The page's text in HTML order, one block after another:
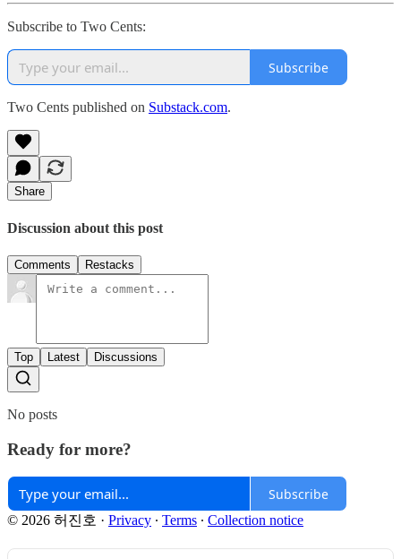
Subscribe to Two Cents:
Subscribe
Two Cents published on Substack.com.
Share
Discussion about this post
Comments Restacks
Top Latest Discussions
No posts
Ready for more?
Subscribe
© 2026 허진호 · Privacy ∙ Terms ∙ Collection notice